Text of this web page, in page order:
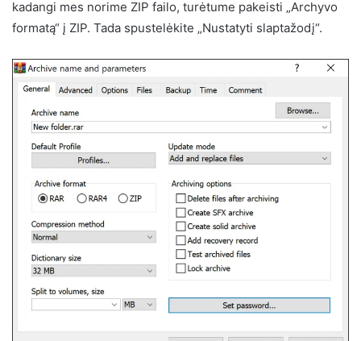
kadangi mes norime ZIP failo, turėtume pakeisti „Archyvo
formatą“ į ZIP. Tada spustelėkite „Nustatyti slaptažodį“.